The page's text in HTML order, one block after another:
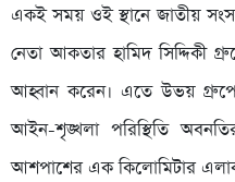
একই সময় ওই স্থানে জাতীয়
নেতা আকতার হামিদ সিদ্দিকী
আহ্বান করেন। এতে উভয়
আইন-শৃঙ্খলা পরিস্থিতি
আশপাশের এক কিলোমিটার